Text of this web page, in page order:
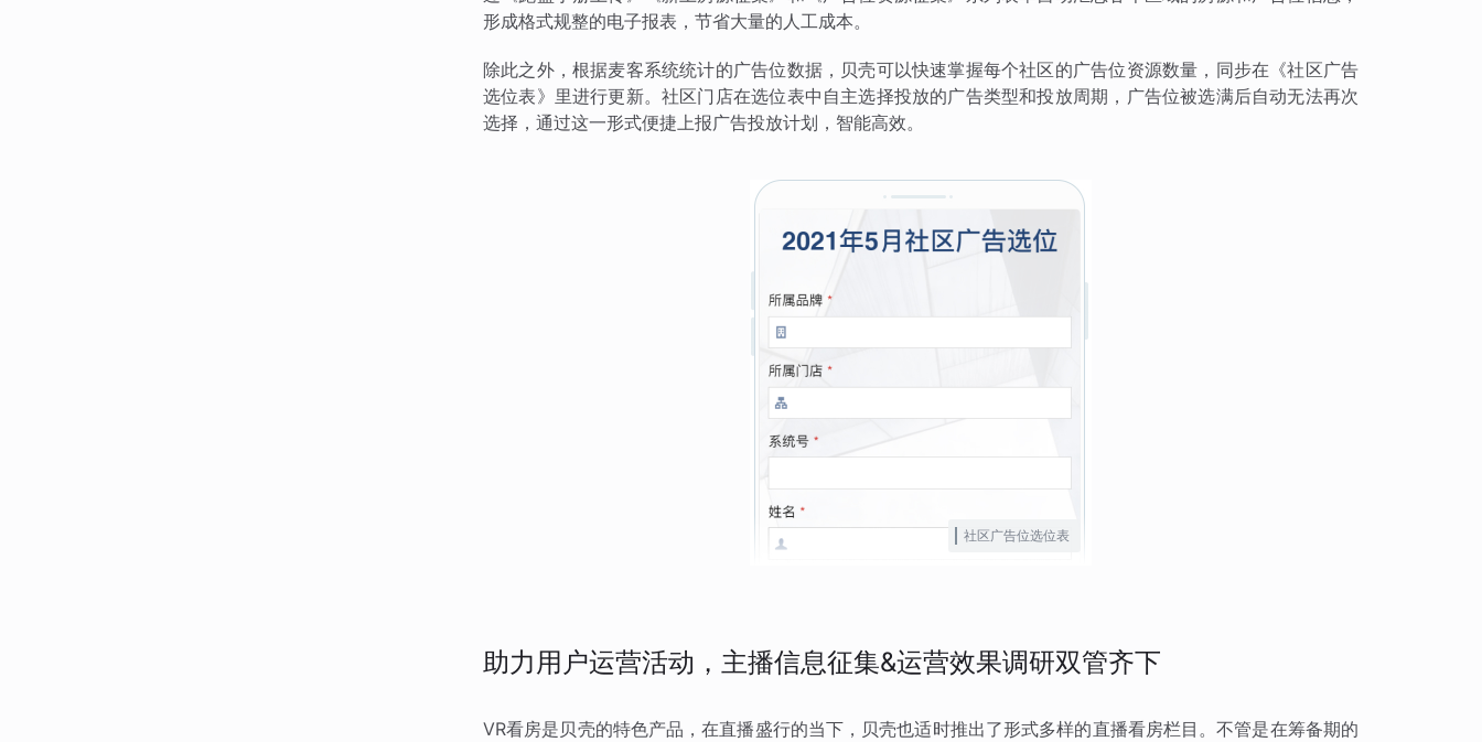
形成格式规整的电子报表，节省大量的人工成本。
除此之外，根据麦客系统统计的广告位数据，贝壳可以快速掌握每个社区的广告位资源数量，同步在《社区广告
选位表》里进行更新。社区门店在选位表中自主选择投放的广告类型和投放周期，广告位被选满后自动无法再次
选择，通过这一形式便捷上报广告投放计划，智能高效。
社区广告位选位表
助力用户运营活动，主播信息征集&运营效果调研双管齐下
VR看房是贝壳的特色产品，在直播盛行的当下，贝壳也适时推出了形式多样的直播看房栏目。不管是在筹备期的